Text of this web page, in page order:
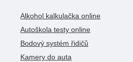
Alkohol kalkulačka online
Autoškola testy online
Bodový systém řidičů
Kamery do auta